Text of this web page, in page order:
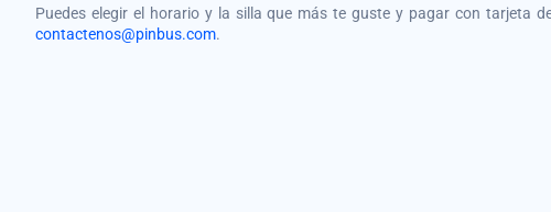
Puedes elegir el horario y la silla que más te guste y pagar con tarjeta
contactenos@pinbus.com.